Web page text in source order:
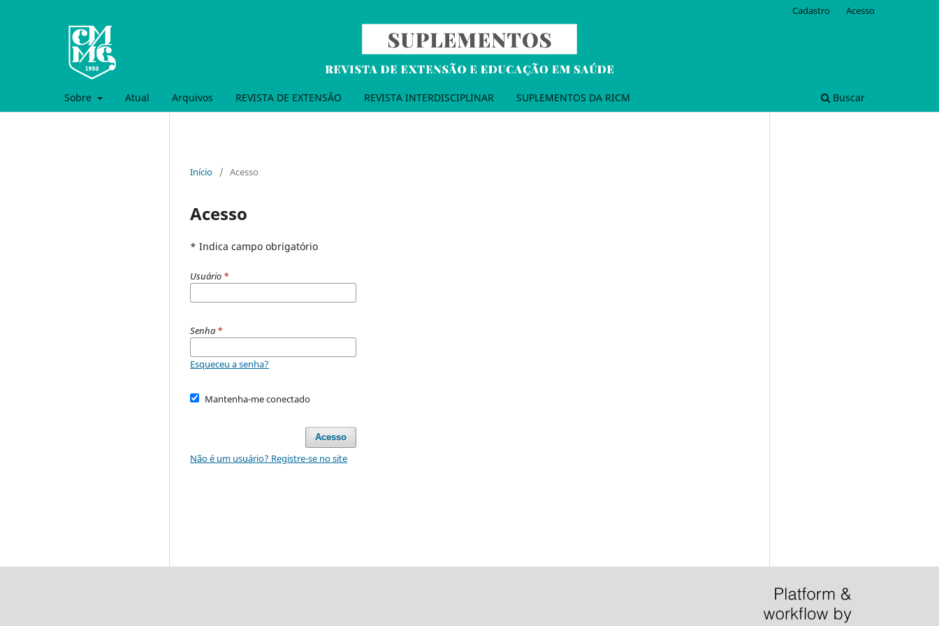
Sobre Atual Arquivos REVISTA DE EXTENSÃO REVISTA INTERDISCIPLINAR SUPLEMENTOS DA RICM Buscar
Cadastro Acesso
Início / Acesso
Acesso
* Indica campo obrigatório
Usuário *
Senha *
Esqueceu a senha?
Mantenha-me conectado
Acesso
Não é um usuário? Registre-se no site